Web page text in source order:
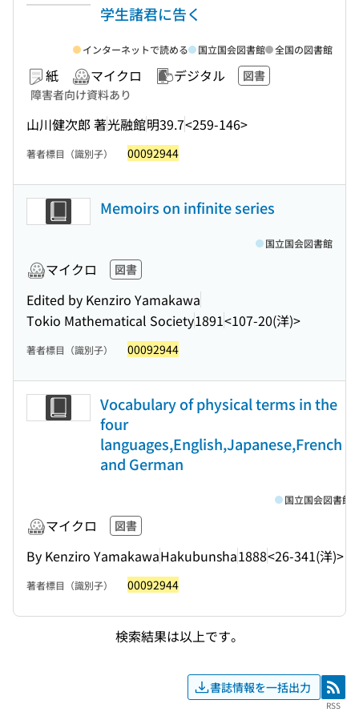
学生諸君に告く
紙 マイクロ デジタル
図書
障害者向け資料あり
山川健次郎 著光融館明39.7<259-146>
インターネットで読める 国立国会図書館 全国の図書館
著者標目（識別子） 00092944
Memoirs on infinite series
マイクロ 図書
Edited by Kenziro Yamakawa
Tokio Mathematical Society1891<107-20(洋)>
国立国会図書館
著者標目（識別子） 00092944
Vocabulary of physical terms in the
four
languages,English,Japanese,French
and German
マイクロ 図書
By Kenziro YamakawaHakubunsha1888<26-341(洋)>
国立国会図書館
著者標目（識別子） 00092944
検索結果は以上です。
書誌情報を一括出力 RSS
RSS